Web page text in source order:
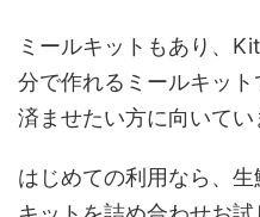
ミールキットもあり、
分で作れるミールキッ
済ませたい方に向いてい
はじめての利用なら、